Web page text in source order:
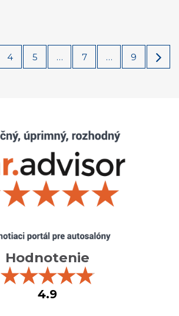
4 5 … 7 … 9
Hodnotenie
★★★★★
4.9